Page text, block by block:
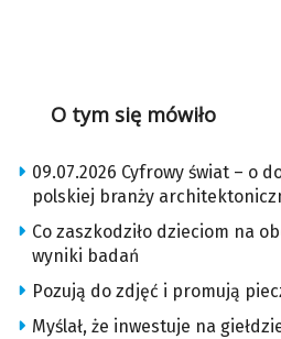
O tym się mówiło
09.07.2026 Cyfrowy świat – o
polskiej branży
Co zaszkodziło dzieciom na
wyniki badań
Pozują do zdjęć i promują
Myślał, że inwestuje na